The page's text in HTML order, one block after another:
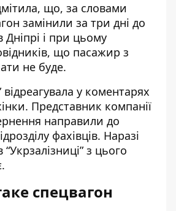
що, за словами
замінили за три дні до
Дніпрі і при цьому
що пасажир з
не буде.
відреагувала у коментарях
Представник компанії
направили до
фахівців. Наразі
з цього
спецвагон